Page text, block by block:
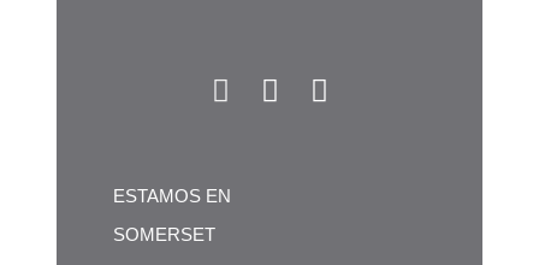
ESTAMOS EN
SOMERSET